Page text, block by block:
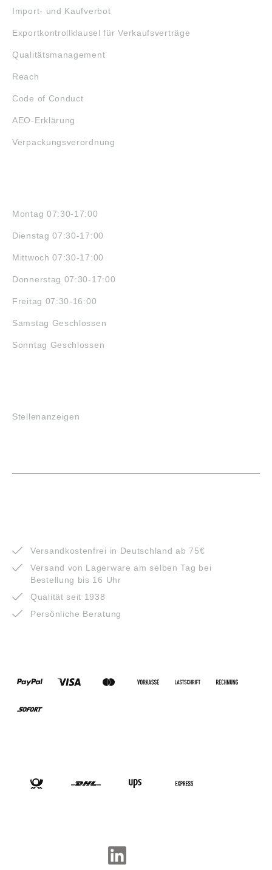
Import- und Kaufverbot
Exportkontrollklausel für Verkaufsverträge
Qualitätsmanagement
Reach
Code of Conduct
AEO-Erklärung
Verpackungsverordnung
Montag 07:30-17:00
Dienstag 07:30-17:00
Mittwoch 07:30-17:00
Donnerstag 07:30-17:00
Freitag 07:30-16:00
Samstag Geschlossen
Sonntag Geschlossen
Stellenanzeigen
Versandkostenfrei in Deutschland ab 75€
Versand von Lagerware am selben Tag bei
Bestellung bis 16 Uhr
Qualität seit 1938
Persönliche Beratung